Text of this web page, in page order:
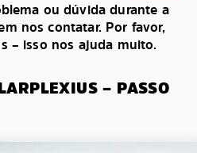
ou dúvida durante a
nos contatar. Por favor,
– isso nos ajuda muito.
– PASSO